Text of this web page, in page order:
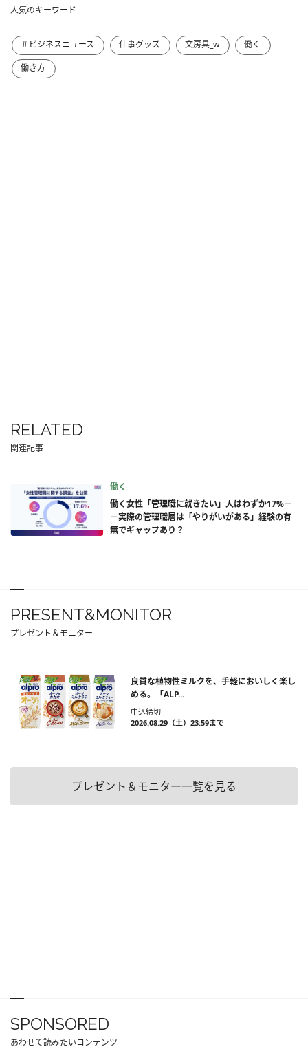
人気のキーワード
＃ビジネスニュース 仕事グッズ 文房具_w
働く
働き方
RELATED
関連記事
働く
働く女性「管理職に就きたい」人はわずか17%－
－実際の管理職層は「やりがいがある」経験の有
無でギャップあり？
PRESENT&MONITOR
プレゼント＆モニター
良質な植物性ミルクを、手軽においしく楽し
める。「ALP...
申込締切
2026.08.29（土）23:59まで
プレゼント＆モニター一覧を見る
SPONSORED
あわせて読みたいコンテンツ